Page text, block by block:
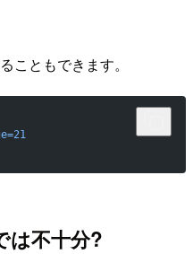
こともできます。
は不十分?